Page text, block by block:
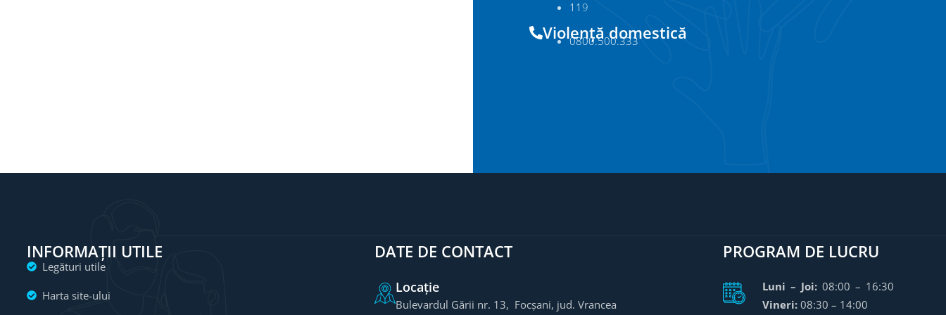
11 9
Violență domestică
0800.500.333
INFORMAȚII UTILE
Legături utile
Harta site-ului
DATE DE CONTACT
Locație
Bulevardul Gării nr. 13, Focșani, jud. Vrancea
PROGRAM DE LUCRU
Luni – Joi:08:00 – 16:30
Vineri:08:30 – 14:00